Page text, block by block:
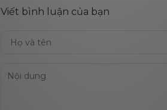
Viết bình luận của bạn